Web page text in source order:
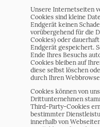
Unsere Internetseiten
Cookies sind kleine
Endgerät keinen
vorübergehend für die
Cookies) oder
Endgerät gespeichert.
Ende Ihres Besuchs
Cookies bleiben auf
diese selbst löschen
durch Ihren
Cookies können von
Drittunternehmen
Third-Party-Cookies
bestimmter
innerhalb von